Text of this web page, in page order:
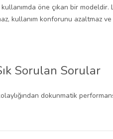
öne çıkan bir
kullanım konforunu azaltmaz
Sorulan Sorular
dokunmatik